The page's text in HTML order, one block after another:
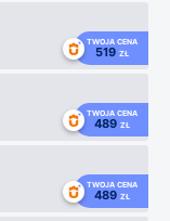
TWOJA CENA
519 ZŁ
TWOJA CENA
489 ZŁ
TWOJA CENA
489 ZŁ